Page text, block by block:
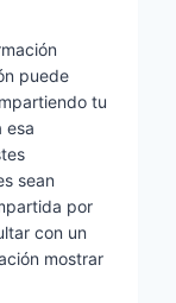
puede
tu
esa
sean
por
con un
mostrar